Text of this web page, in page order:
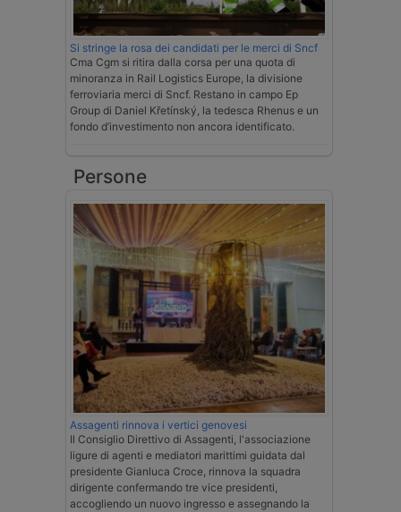
Si stringe la rosa dei candidati per le merci di Sncf
Cma Cgm si ritira dalla corsa per una quota di
minoranza in Rail Logistics Europe, la divisione
ferroviaria merci di Sncf. Restano in campo Ep
Group di Daniel Křetínský, la tedesca Rhenus e un
fondo d’investimento non ancora identificato.
Persone
Assagenti rinnova i vertici genovesi
Il Consiglio Direttivo di Assagenti, l'associazione
ligure di agenti e mediatori marittimi guidata dal
presidente Gianluca Croce, rinnova la squadra
dirigente confermando tre vice presidenti,
accogliendo un nuovo ingresso e assegnando la